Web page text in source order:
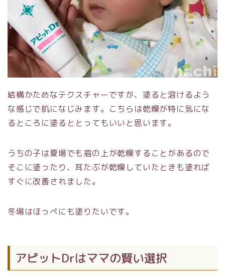
結構かためなテクスチャーですが、塗ると溶けるよう
な感じで肌になじみます。こちらは乾燥が特に気にな
るところに塗るととってもいいと思います。
うちの子は夏場でも眉の上が乾燥することがあるので
そこに塗ったり、耳たぶが乾燥していたときも塗れば
すぐに改善されました。
冬場はほっぺにも塗りたいです。
アピットDrはママの賢い選択